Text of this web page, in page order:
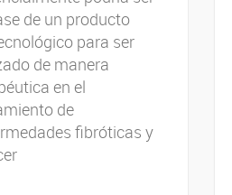
de un producto
para ser
de manera
en el
de
fibróticas y